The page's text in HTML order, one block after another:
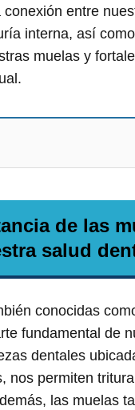
entre
interna, así
muelas y
de las
salud
conocidas
fundamental de
dentales
nos permiten
las muelas